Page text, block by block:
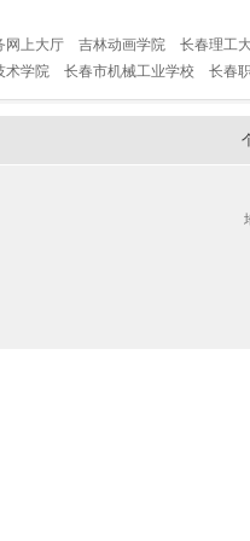
网上大厅 吉林动画学院 长春理工
术学院 长春市机械工业学校 长春